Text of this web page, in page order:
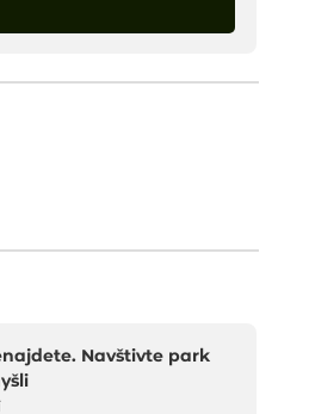
Navštivte park